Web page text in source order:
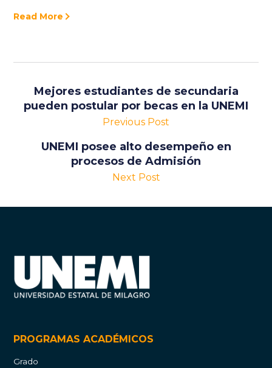
Read More
Mejores estudiantes de secundaria
pueden postular por becas en la UNEMI
Previous Post
UNEMI posee alto desempeño en
procesos de Admisión
Next Post
PROGRAMAS ACADÉMICOS
Grado